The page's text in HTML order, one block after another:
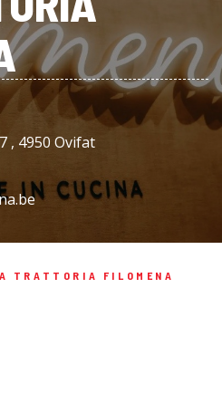
, 4950 Ovifat
TRATTORIA FILOMENA